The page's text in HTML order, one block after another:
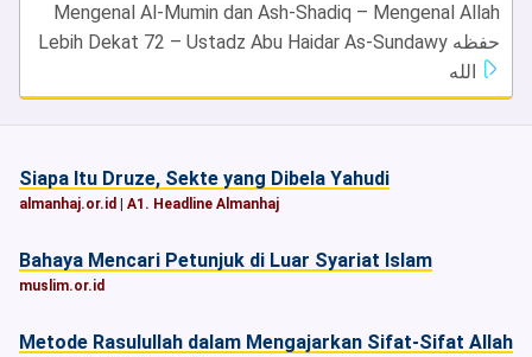
Mengenal Al-Mumin dan Ash-Shadiq – Mengenal Allah
Lebih Dekat 72 – Ustadz Abu Haidar As-Sundawy حفظه
Siapa Itu Druze, Sekte yang Dibela Yahudi
almanhaj.or.id A1. Headline Almanhaj
Bahaya Mencari Petunjuk di Luar Syariat Islam
muslim.or.id
Metode Rasulullah dalam Mengajarkan Sifat-Sifat Allah